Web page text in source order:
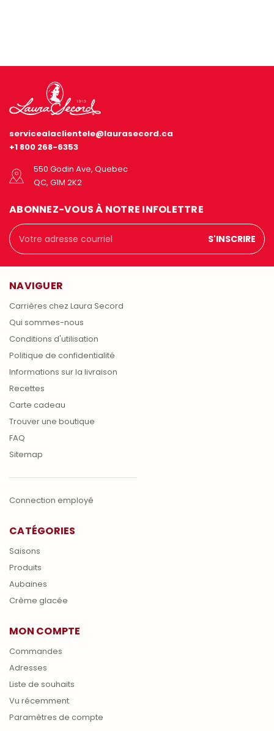
servicealaclientele@laurasecord.ca
+1 800 268-6353
550 Godin Ave, Quebec
QC, G1M 2K2
ABONNEZ-VOUS À NOTRE INFOLETTRE
Adresse
courriel
NAVIGUER
Carrières chez Laura Secord
Qui sommes-nous
Conditions d'utilisation
Politique de confidentialité
Informations sur la livraison
Recettes
Carte cadeau
Trouver une boutique
FAQ
Sitemap
Connection employé
CATÉGORIES
Saisons
Produits
Aubaines
Crème glacée
MON COMPTE
Commandes
Adresses
Liste de souhaits
Vu récemment
Paramètres de compte